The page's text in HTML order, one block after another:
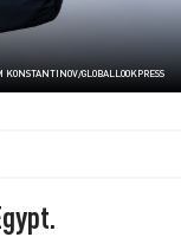
GLOBALLOOKPRESS